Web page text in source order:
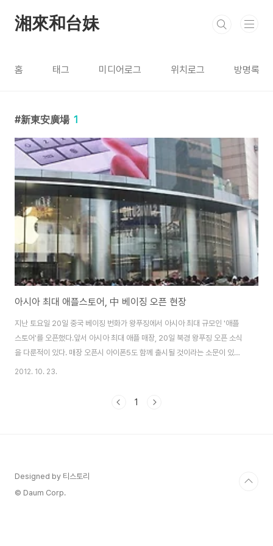
湘來和台妹
홈 태그 미디어로그 위치로그 방명록
新東安廣場 1
아시아 최대 애플스토어, 中 베이징 오픈 현장
지난 토요일 20일 중국 베이징 번화가 왕푸징에서 아시아 최대 규모인 '애플
스토어'를 오픈했다.앞서 아시아 최대 애플 매장, 20일 북경 왕푸징 오픈 소식
을 다룬적이 있다. 매장 오픈시 아이폰5도 함께 출시될 것이라는 소문이 있었
으나, 소문이었을 뿐 기대했던 아이폰5는 만나볼 수 없었다. 애플은 중국 시장
공격적으로 중국내 매장을 확대하고 있으며왕푸징 쇼핑몰인 신둥안광장(新東
2012. 10. 23.
1
Designed by 티스토리
© Daum Corp.